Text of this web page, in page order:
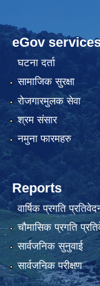
eGov
घटना दर्ता
सामाजिक सुरक्षा
रोजगारमुलक सेवा
श्रम संसार
नमुना फारमहरु
Reports
वार्षिक प्रगति
चौमासिक प्रगति
सार्वजनिक सुनुवाई
सार्वजनिक परीक्षण